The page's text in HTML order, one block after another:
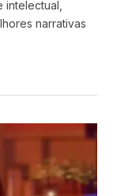
narrativas